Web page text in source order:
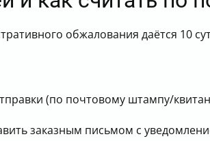
обжалования даётся 10
(по почтовому штампу/
заказным письмом с